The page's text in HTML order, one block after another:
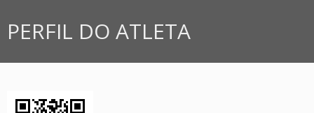
PERFIL DO ATLETA